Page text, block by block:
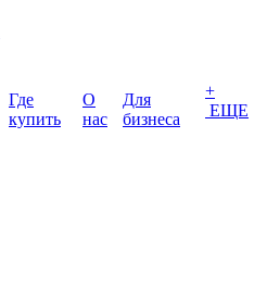
Где
купить
О
нас
Для
бизнеса
+
ЕЩЕ